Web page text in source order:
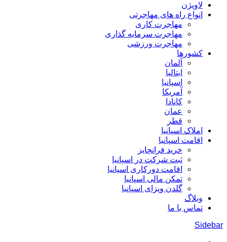
لاویژن
انواع راه های مهاجرتی
مهاجرت کاری
مهاجرت سرمایه گذاری
مهاجرت ورزشی
کشورها
آلمان
ایتالیا
اسپانیا
آمریکا
کانادا
عمان
قطر
املاک اسپانیا
اقامت اسپانیا
خرید فرانچایز
ثبت شرکت در اسپانیا
اقامت دورکاری اسپانیا
تمکن مالی اسپانیا
گلدن ویزای اسپانیا
وبلاگ
تماس با ما
Sidebar